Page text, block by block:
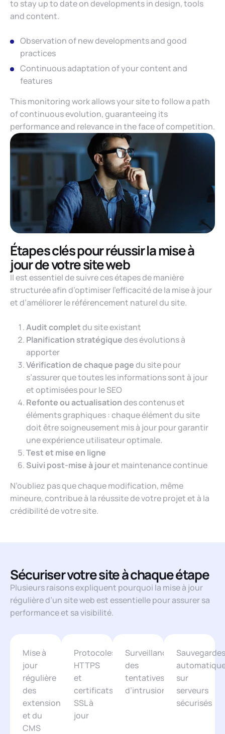
to stay up to date on developments in design, tools
and content.
Observation of new developments and good
practices
Continuous adaptation of your content and
features
This monitoring work allows your site to follow a path
of continuous evolution, guaranteeing its
performance and relevance in the face of competition.
Étapes clés pour réussir la mise à
jour de votre site web
Il est essentiel de suivre ces étapes de manière
structurée afin d’optimiser l’efficacité de la mise à jour
et d’améliorer le référencement naturel du site.
Audit completdu site existant
Planification stratégiquedes évolutions à
apporter
Vérification de chaque pagedu site pour
s’assurer que toutes les informations sont à jour
et optimisées pour le SEO
Refonte ou actualisationdes contenus et
éléments graphiques : chaque élément du site
doit être soigneusement mis à jour pour garantir
une expérience utilisateur optimale.
Test et mise en ligne
Suivi post-mise à jouret maintenance continue
N’oubliez pas que chaque modification, même
mineure, contribue à la réussite de votre projet et à la
crédibilité de votre site.
Sécuriser votre site à chaque étape
Plusieurs raisons expliquent pourquoi la mise à jour
régulière d’un site web est essentielle pour assurer sa
performance et sa visibilité.
Mise à
jour
régulière
des
extensions
et du
CMS
Protocoles
HTTPS
et
certificats
SSL à
jour
Surveillance
des
tentatives
d’intrusion
Sauvegardes
sur
serveurs
sécurisés